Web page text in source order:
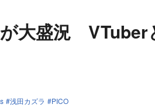
大盛況 VTuber
浅田カズラ PICO